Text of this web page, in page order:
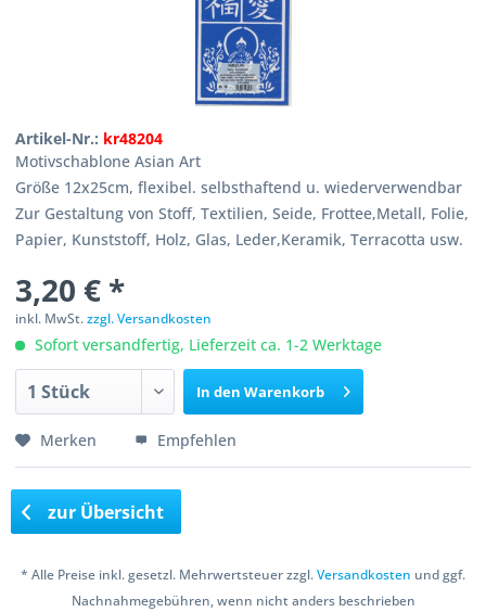
Artikel-Nr.: kr48204
Motivschablone Asian Art
Größe 12x25cm, flexibel. selbsthaftend u. wiederverwendbar
Zur Gestaltung von Stoff, Textilien, Seide, Frottee,Metall, Folie,
Papier, Kunststoff, Holz, Glas, Leder,Keramik, Terracotta usw.
3,20 € *
inkl. MwSt.zzgl. Versandkosten
Sofort versandfertig, Lieferzeit ca. 1-2 Werktage
In den Warenkorb
Merken Empfehlen
zur Übersicht
* Alle Preise inkl. gesetzl. Mehrwertsteuer zzgl.Versandkosten und ggf.
Nachnahmegebühren, wenn nicht anders beschrieben